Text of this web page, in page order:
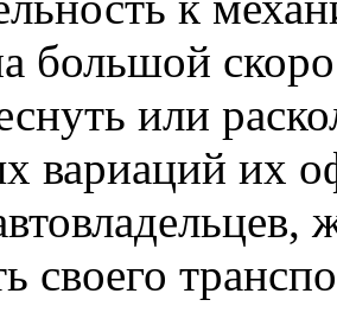
большой
или
вариаций их
своего